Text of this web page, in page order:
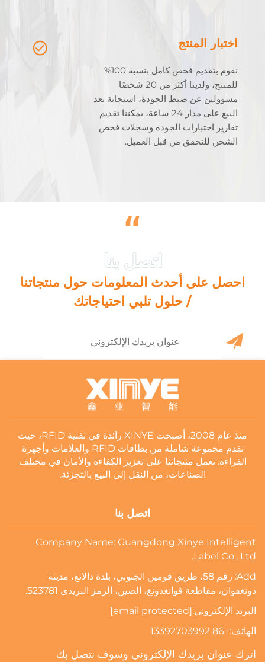
اختبار المنتج
نقوم بتقديم فحص كامل بنسبة 100%
للمنتج، ولدينا أكثر من 20 شخصًا
مسؤولين عن ضبط الجودة، استجابة بعد
البيع على مدار 24 ساعة، يمكننا تقديم
تقارير اختبارات الجودة وسجلات فحص
الشحن للتحقق من قبل العميل.
“
احصل على أحدث المعلومات حول منتجاتنا
/ حلول تلبي احتياجاتك
منذ عام 2008، أصبحت XINYE رائدة في تقنية RFID، حيث
تقدم مجموعة شاملة من بطاقات RFID والعلامات وأجهزة
القراءة. تعمل منتجاتنا على تعزيز الكفاءة والأمان في مختلف
الصناعات، من النقل إلى البيع بالتجزئة.
اتصل بنا
Company Name: Guangdong Xinye Intelligent
Label Co., Ltd.
Add: رقم 58، طريق فومين الجنوبي، بلدة دالانغ، مدينة
دونغقوان، مقاطعة قوانغدونغ، الصين، الرمز البريدي 523781.
البريد الإلكتروني:[email protected]
الهاتف:+86 13392703992
اترك عنوان بريدك الإلكتروني وسوف نتصل بك